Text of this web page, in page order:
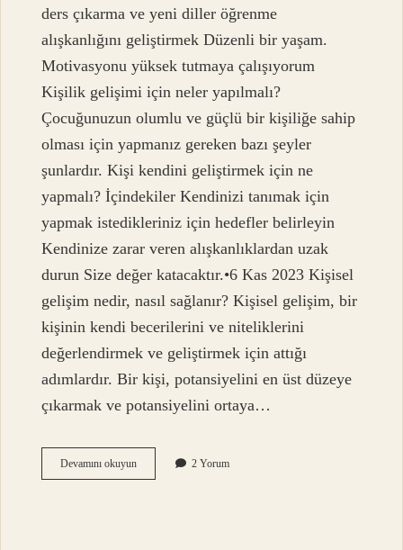
ders çıkarma ve yeni diller öğrenme
alışkanlığını geliştirmek Düzenli bir yaşam.
Motivasyonu yüksek tutmaya çalışıyorum
Kişilik gelişimi için neler yapılmalı?
Çocuğunuzun olumlu ve güçlü bir kişiliğe sahip
olması için yapmanız gereken bazı şeyler
şunlardır. Kişi kendini geliştirmek için ne
yapmalı? İçindekiler Kendinizi tanımak için
yapmak istedikleriniz için hedefler belirleyin
Kendinize zarar veren alışkanlıklardan uzak
durun Size değer katacaktır.•6 Kas 2023 Kişisel
gelişim nedir, nasıl sağlanır? Kişisel gelişim, bir
kişinin kendi becerilerini ve niteliklerini
değerlendirmek ve geliştirmek için attığı
adımlardır. Bir kişi, potansiyelini en üst düzeye
çıkarmak ve potansiyelini ortaya…
Devamını okuyunInsan
Kişisel
2 Yorum